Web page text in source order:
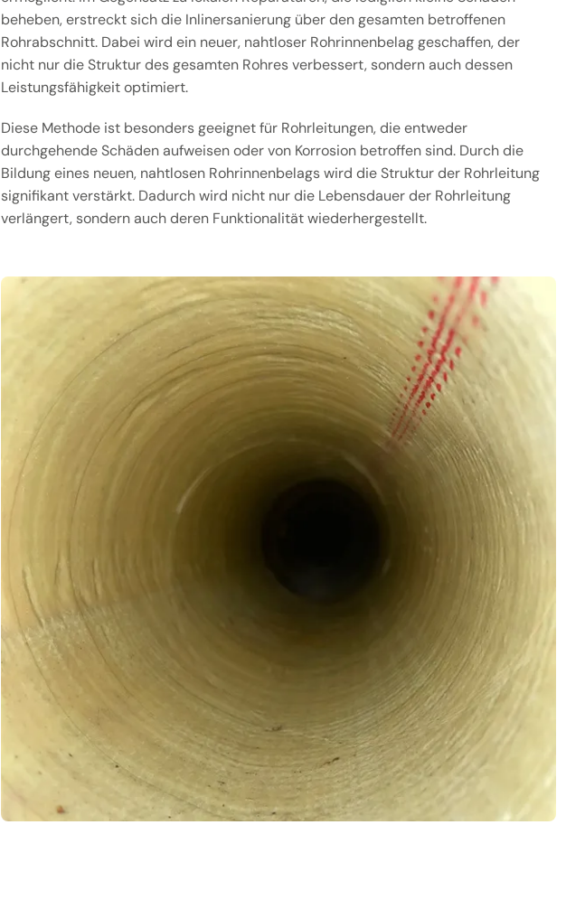
beheben, erstreckt sich die Inlinersanierung über den gesamten betroffenen
Rohrabschnitt. Dabei wird ein neuer, nahtloser Rohrinnenbelag geschaffen, der
nicht nur die Struktur des gesamten Rohres verbessert, sondern auch dessen
Leistungsfähigkeit optimiert.
Diese Methode ist besonders geeignet für Rohrleitungen, die entweder
durchgehende Schäden aufweisen oder von Korrosion betroffen sind. Durch die
Bildung eines neuen, nahtlosen Rohrinnenbelags wird die Struktur der Rohrleitung
signifikant verstärkt. Dadurch wird nicht nur die Lebensdauer der Rohrleitung
verlängert, sondern auch deren Funktionalität wiederhergestellt.